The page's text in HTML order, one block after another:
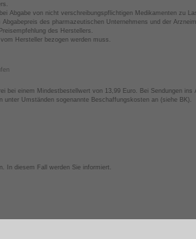
Abgabe von nicht verschreibungspflichtigen Medikamenten zu
des pharmazeutischen Unternehmens und der
des Herstellers.
Hersteller bezogen werden muss.
bei einem Mindestbestellwert von 13,99 Euro. Bei Sendungen ins
Umständen sogenannte Beschaffungskosten an (siehe BK).
In diesem Fall werden Sie informiert.